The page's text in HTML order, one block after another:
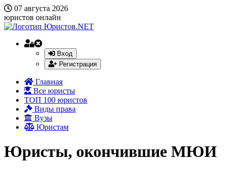
07 августа 2026
юристов онлайн
Вход
Регистрация
Главная
Все юристы
ТОП 100 юристов
Виды права
Вузы
Юристам
Юристы, окончившие МЮИ